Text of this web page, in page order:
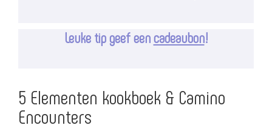
Leuke tip geef eencadeaubon!
5 Elementen kookboek & Camino
Encounters